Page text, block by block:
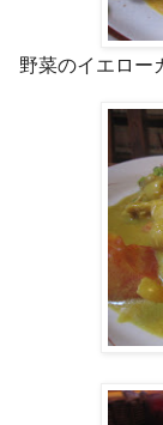
野菜のイエロー